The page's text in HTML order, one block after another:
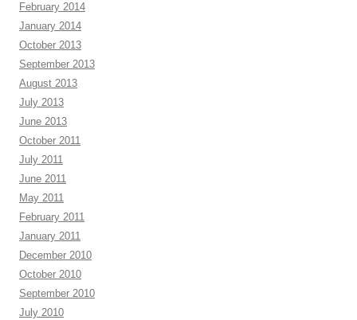
February 2014
January 2014
October 2013
September 2013
August 2013
July 2013
June 2013
October 2011
July 2011
June 2011
May 2011
February 2011
January 2011
December 2010
October 2010
September 2010
July 2010